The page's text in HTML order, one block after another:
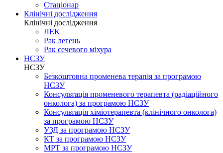
Стаціонар
Клінічні дослідження
Клінічні дослідження
ЛЕК
Рак легень
Рак сечевого міхура
НСЗУ
НСЗУ
Безкоштовна променева терапія за програмою
НСЗУ
Консультація променевого терапевта (радіаційного
онколога) за програмою НСЗУ
Консультація хіміотерапевта (клінічного онколога)
за програмою НСЗУ
УЗД за програмою НСЗУ
КТ за програмою НСЗУ
МРТ за програмою НСЗУ